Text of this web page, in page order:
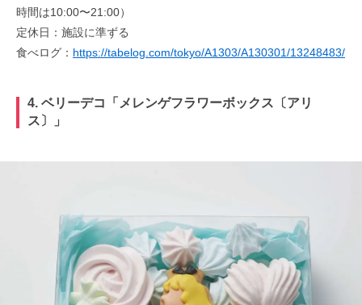
時間は10:00〜21:00）
定休日：施設に準ずる
食べログ： https://tabelog.com/tokyo/A1303/A130301/13248483/
4. ベリーデコ「メレンゲフラワーボックス〔アリ
ス〕」